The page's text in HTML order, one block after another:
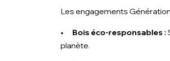
Les engagements
• Bois éco-responsables :
planète.